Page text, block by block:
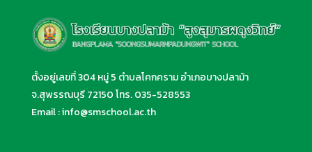
ตั้งอยู่เลขที่ 304 หมู่ 5 ตำบลโคกคราม อำเภอบางปลาม้า
จ.สุพรรณบุรี 72150 โทร.035-528553
Email :info@smschool.ac.th